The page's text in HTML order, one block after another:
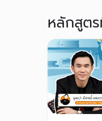
หลักสูต